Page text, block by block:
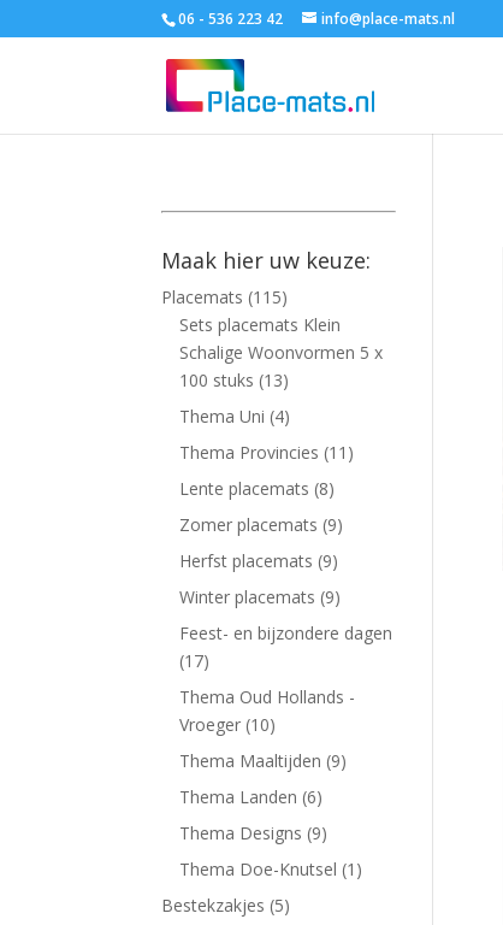
06 - 536 223 42 info@place-mats.nl
Maak hier uw keuze:
Placemats (115)
Sets placemats Klein
Schalige Woonvormen 5 x
100 stuks (13)
Thema Uni (4)
Thema Provincies (11)
Lente placemats (8)
Zomer placemats (9)
Herfst placemats (9)
Winter placemats (9)
Feest- en bijzondere dagen
(17)
Thema Oud Hollands -
Vroeger (10)
Thema Maaltijden (9)
Thema Landen (6)
Thema Designs (9)
Thema Doe-Knutsel (1)
Bestekzakjes (5)